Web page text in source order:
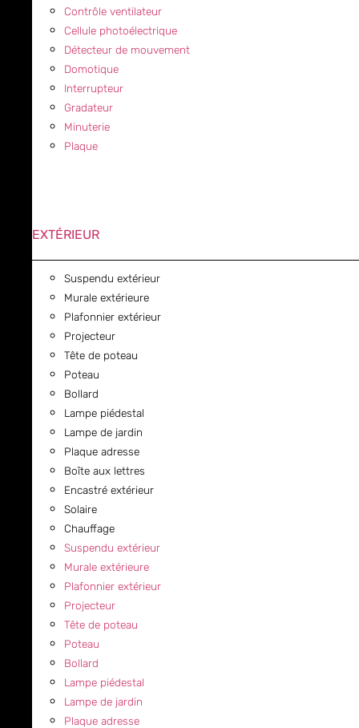
Contrôle ventilateur
Cellule photoélectrique
Détecteur de mouvement
Domotique
Interrupteur
Gradateur
Minuterie
Plaque
EXTÉRIEUR
Suspendu extérieur
Murale extérieure
Plafonnier extérieur
Projecteur
Tête de poteau
Poteau
Bollard
Lampe piédestal
Lampe de jardin
Plaque adresse
Boîte aux lettres
Encastré extérieur
Solaire
Chauffage
Suspendu extérieur
Murale extérieure
Plafonnier extérieur
Projecteur
Tête de poteau
Poteau
Bollard
Lampe piédestal
Lampe de jardin
Plaque adresse